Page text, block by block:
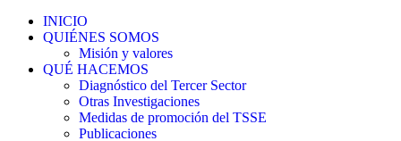
INICIO
QUIÉNES SOMOS
Misión y valores
QUÉ HACEMOS
Diagnóstico del Tercer Sector
Otras Investigaciones
Medidas de promoción del TSSE
Publicaciones